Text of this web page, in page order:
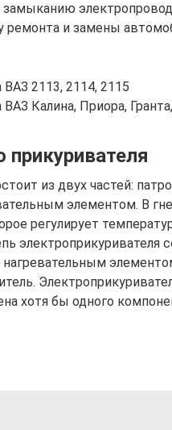
ремонта и замены
2113, 2114, 2115
Калина, Приора,
прикуривателя
из двух частей:
элементом. В
регулирует
электроприкуривателя
хотя бы одного